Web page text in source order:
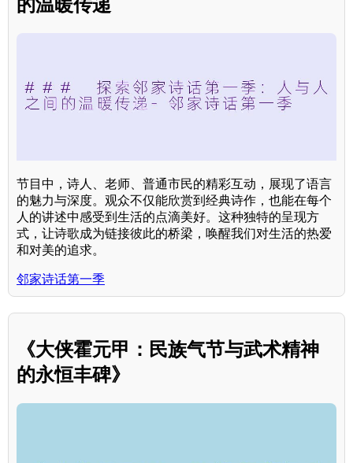
节目中，诗人、老师、普通市民的精彩互动，展现了语言
的魅力与深度。观众不仅能欣赏到经典诗作，也能在每个
人的讲述中感受到生活的点滴美好。这种独特的呈现方
式，让诗歌成为链接彼此的桥梁，唤醒我们对生活的热爱
和对美的追求。
邻家诗话第一季
《大侠霍元甲：民族气节与武术精神
的永恒丰碑》